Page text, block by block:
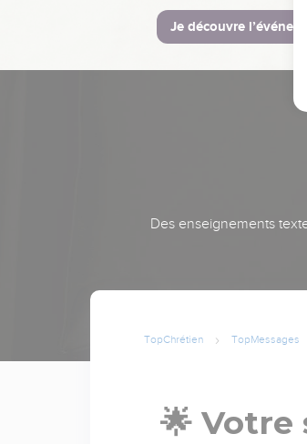
Je découvre
Des enseignements
TopChrétien TopMessages
🌟 Votre